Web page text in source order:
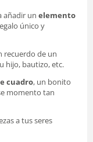
añadir un elemento
único y
recuerdo de un
hijo, bautizo, etc.
cuadro, un bonito
momento tan
a tus seres